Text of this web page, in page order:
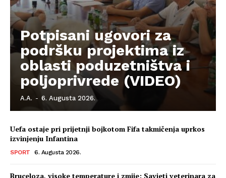
Potpisani ugovori za
podršku projektima iz
oblasti poduzetništva i
poljoprivrede (VIDEO)
A.A. - 6. Augusta 2026.
Uefa ostaje pri prijetnji bojkotom Fifa takmičenja uprkos
izvinjenju Infantina
SPORT 6. Augusta 2026.
Bruceloza, visoke temperature i zmije: Savjeti veterinara za